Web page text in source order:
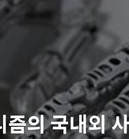
의 국내외